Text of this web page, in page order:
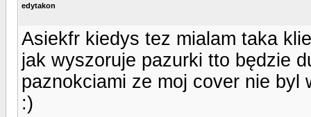
edytakon
Asiekfr kiedys tez mialam taka
jak wyszoruje pazurki tto będzie
paznokciami ze moj cover nie
:)